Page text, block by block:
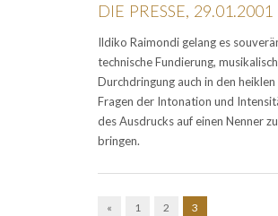
DIE PRESSE, 29.01.2001
Ildiko Raimondi gelang es
technische Fundierung,
Durchdringung auch in den heiklen
Fragen der Intonation und
des Ausdrucks auf einen Nenner zu
bringen.
« 1 2 3